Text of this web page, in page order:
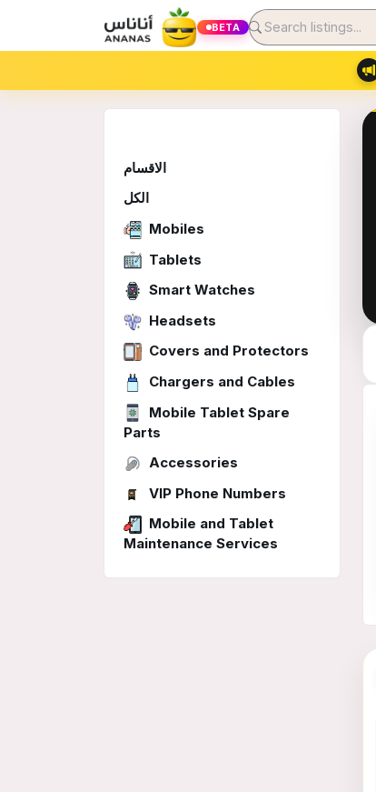
BETA
الاقسام
الكل
Mobiles
Tablets
Smart Watches
Headsets
Covers and Protectors
Chargers and Cables
Mobile Tablet Spare
Parts
Accessories
VIP Phone Numbers
Mobile and Tablet
Maintenance Services